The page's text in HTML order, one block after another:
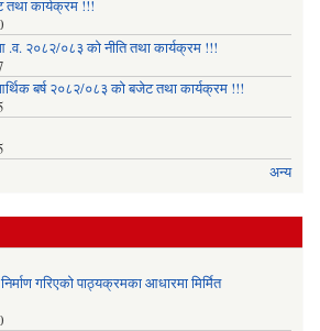
कार्यक्रम !!!
२०८२/०८३ को नीति तथा कार्यक्रम !!!
बर्ष २०८२/०८३ को बजेट तथा कार्यक्रम !!!
अन्य
गरिएको पाठ्यक्रमका आधारमा मिर्मित